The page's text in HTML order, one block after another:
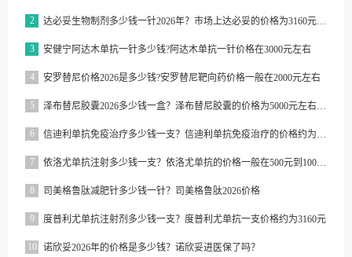
2 达必妥生物制剂多少钱一针2026年？市场上达必妥的价格为3160元/支左右
3 安健宁阿达木单抗一针多少钱?阿达木单抗一针价格在3000元左右
4 安罗替尼价格2026是多少钱?安罗替尼靶向药价格一般在2000元左右
5 泽布替尼胶囊2026多少钱一盒？泽布替尼胶囊的价格为5000元左右一盒
6 信迪利单抗免疫治疗多少钱一支？信迪利单抗免疫治疗的价格约为2843元一支
7 依洛尤单抗注射多少钱一支？依洛尤单抗的价格一般在500元到1000元之间一支
8 司美格鲁肽减肥针多少钱一针？司美格鲁肽2026价格
9 度普利尤单抗注射剂多少钱一支？度普利尤单抗一支价格约为3160元
10 诺欣妥2026年的价格是多少钱？诺欣妥进医保了吗？